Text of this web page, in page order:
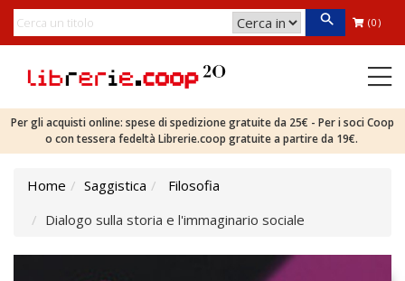
(0)
Per gli acquisti online: spese di spedizione gratuite da 25€ - Per i soci Coop
o con tessera fedeltà Librerie.coop gratuite a partire da 19€.
Home Saggistica
Filosofia
Dialogo sulla storia e l'immaginario sociale